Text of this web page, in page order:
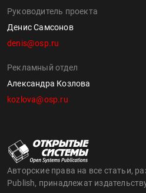
Руководитель проекта
Денис Самсонов
denis@osp.ru
Рекламный отдел
Александра Козлова
kozlova@osp.ru
Авторские права на все статьи,
Publish, принадлежат